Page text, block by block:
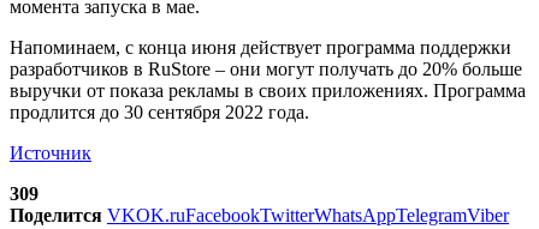
момента запуска в мае.
Напоминаем, с конца июня действует программа поддержки
разработчиков в RuStore – они могут получать до 20% больше
выручки от показа рекламы в своих приложениях. Программа
продлится до 30 сентября 2022 года.
Источник
309
Поделится VKOK.ruFacebookTwitterWhatsAppTelegramViber